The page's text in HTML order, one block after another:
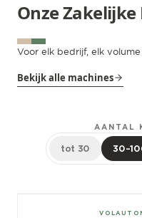
Onze
Voor elk bedrijf, elk
Bekijk alle machines
AANTAL
tot 30